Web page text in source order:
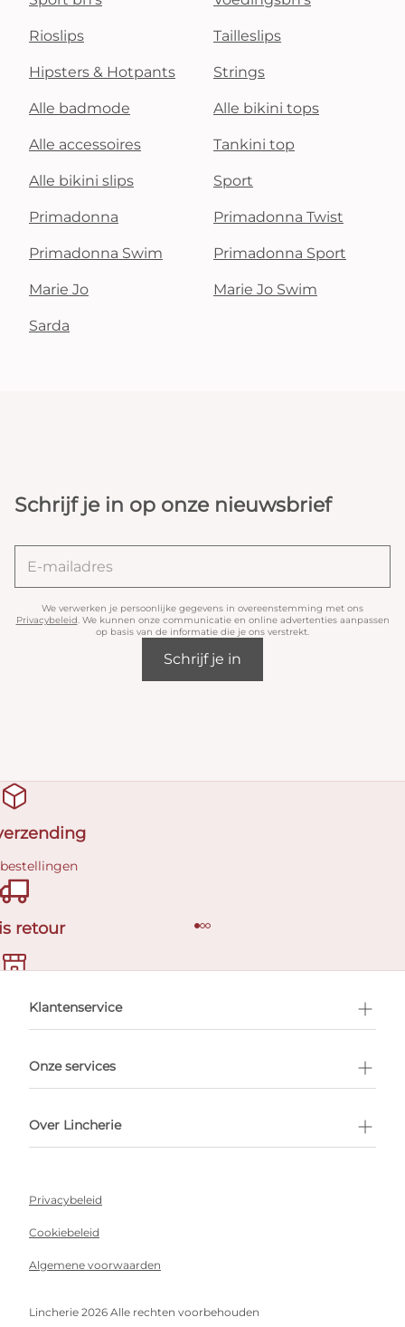
Rioslips Tailleslips
Hipsters & Hotpants Strings
Alle badmode Alle bikini tops
Alle accessoires Tankini top
Alle bikini slips Sport
Primadonna Primadonna Twist
Primadonna Swim Primadonna Sport
Marie Jo Marie Jo Swim
Sarda
Schrijf je in op onze nieuwsbrief
We verwerken je persoonlijke gegevens in overeenstemming met ons
Privacybeleid. We kunnen onze communicatie en online advertenties aanpassen
op basis van de informatie die je ons verstrekt.
Schrijf je in
retour
afspraak
Klantenservice
Onze services
Over Lincherie
Privacybeleid
Cookiebeleid
Algemene voorwaarden
Lincherie 2026 Alle rechten voorbehouden